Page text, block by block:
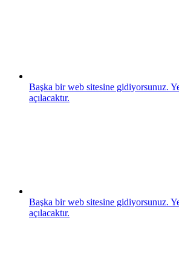
Başka bir web sitesine gidiyorsunuz.
açılacaktır.
Başka bir web sitesine gidiyorsunuz.
açılacaktır.